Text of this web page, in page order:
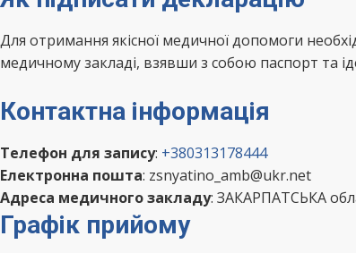
Для отримання якісної медичної допомоги
медичному закладі, взявши з собою паспорт та
Контактна інформація
Телефон для запису: +380313178444
Електронна пошта: zsnyatino_amb@ukr.net
Адреса медичного закладу: ЗАКАРПАТСЬКА
Графік прийому